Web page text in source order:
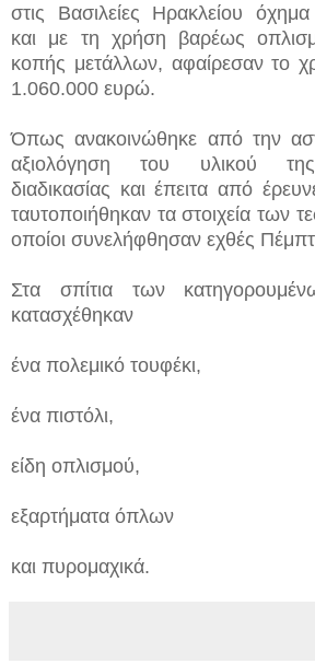
στις Βασιλείες Ηρακλείου
και με τη χρήση βαρέως
κοπής μετάλλων, αφαίρεσαν το
1.060.000 ευρώ.
Όπως ανακοινώθηκε από την
αξιολόγηση του υλικού της
διαδικασίας και έπειτα από
ταυτοποιήθηκαν τα στοιχεία των
οποίοι συνελήφθησαν εχθές
Στα σπίτια των
κατασχέθηκαν
ένα πολεμικό τουφέκι,
ένα πιστόλι,
είδη οπλισμού,
εξαρτήματα όπλων
και πυρομαχικά.